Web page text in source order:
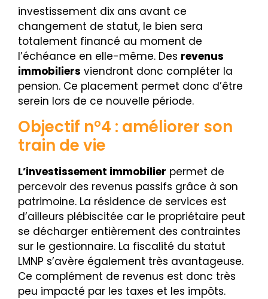
investissement dix ans avant ce
changement de statut, le bien sera
totalement financé au moment de
l’échéance en elle-même. Des revenus
immobiliers viendront donc compléter la
pension. Ce placement permet donc d’être
serein lors de ce nouvelle période.
Objectif n°4 : améliorer son
train de vie
L’investissement immobilier permet de
percevoir des revenus passifs grâce à son
patrimoine. La résidence de services est
d’ailleurs plébiscitée car le propriétaire peut
se décharger entièrement des contraintes
sur le gestionnaire. La fiscalité du statut
LMNP s’avère également très avantageuse.
Ce complément de revenus est donc très
peu impacté par les taxes et les impôts.